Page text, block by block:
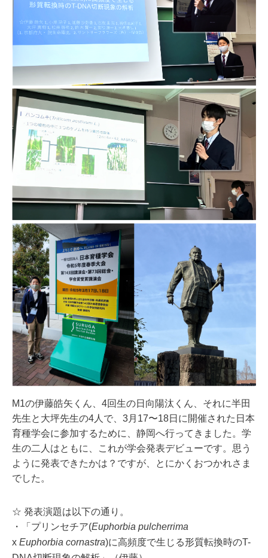
M1の伊藤皓矢くん、4回生の日向陽汰くん、 それに半田
先生と大坪先生の4人で、3月17〜18日に開催された日本
育種学会に参加するために、 静岡へ行ってきました。学
生の二人はともに、
これが学会発表デビューです。思う
ように発表できたかは？ ですが、とにかくおつかれさま
でした。
☆ 発表演題は以下の通り。
・「プリンセチア(Euphorbia pulcherrima
x Euphorbia cornastra)に高頻度で生じる形質転換時のT-